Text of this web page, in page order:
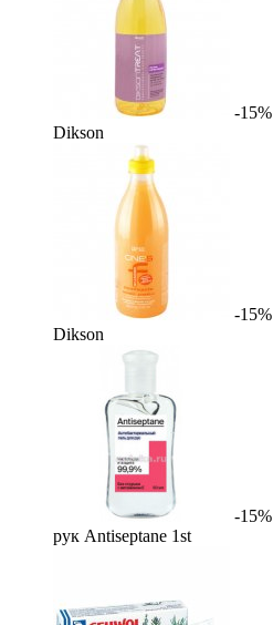
-15%
Dikson
-15%
Dikson
-15%
рук Antiseptane 1st